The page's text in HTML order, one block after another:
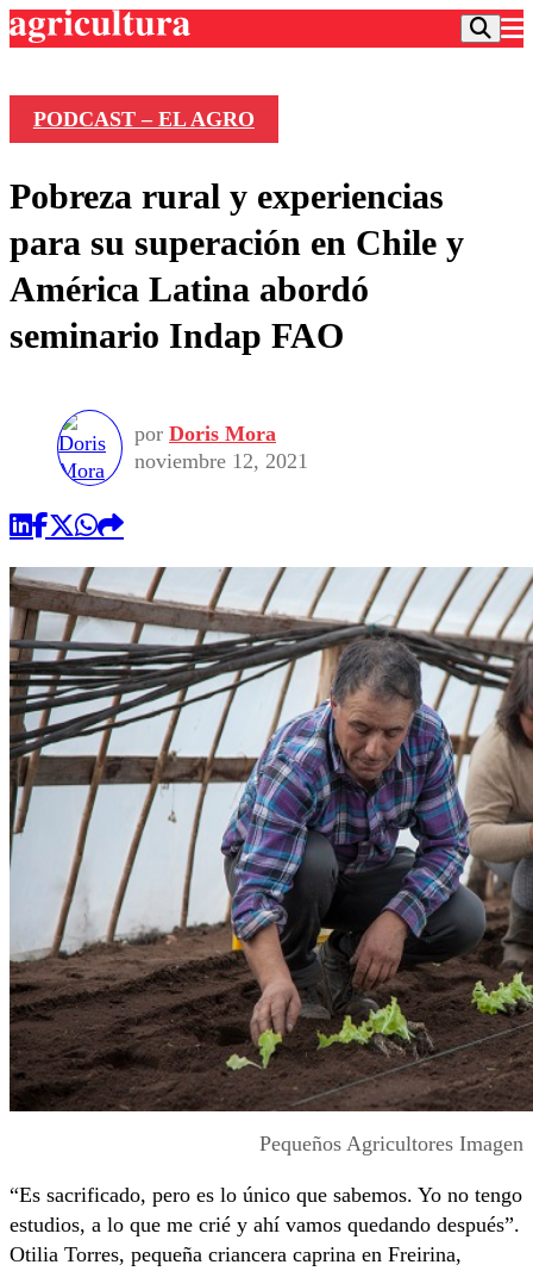
Frecuencias
Agricultura TV
Deportes
Colo Colo
Motor
Torneo Internacional
Torneo Nacional
Entretención
Noticias
Internacional
Nacional
Vida Social
Programas
Comercial
PODCAST – EL AGRO
Pobreza rural y experiencias
para su superación en Chile y
América Latina abordó
seminario Indap FAO
por Doris Mora
noviembre 12, 2021
Pequeños Agricultores Imagen
“Es sacrificado, pero es lo único que sabemos. Yo no tengo
estudios, a lo que me crié y ahí vamos quedando después”.
Otilia Torres, pequeña criancera caprina en Freirina,